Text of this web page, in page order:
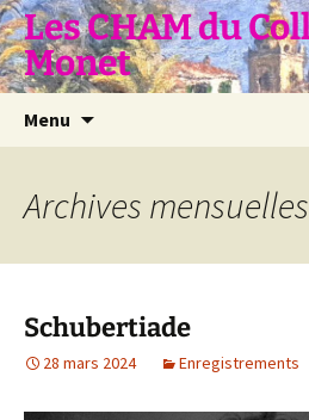
Aller
au
contenu
Les CHAM du
Monet
Menu
Archives
Schubertiade
28 mars 2024 Enregistrements